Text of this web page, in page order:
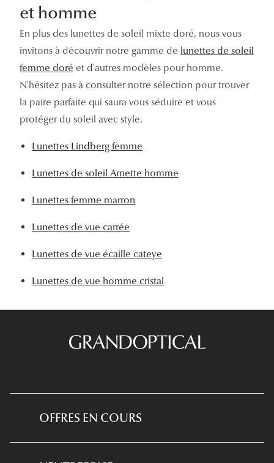
et homme
En plus des lunettes de soleil mixte doré, nous vous
invitons à découvrir notre gamme de lunettes de soleil
femme doré et d'autres modèles pour homme.
N'hésitez pas à consulter notre sélection pour trouver
la paire parfaite qui saura vous séduire et vous
protéger du soleil avec style.
Lunettes Lindberg femme
Lunettes de soleil Arnette homme
Lunettes femme marron
Lunettes de vue carrée
Lunettes de vue écaille cateye
Lunettes de vue homme cristal
OFFRES EN COURS